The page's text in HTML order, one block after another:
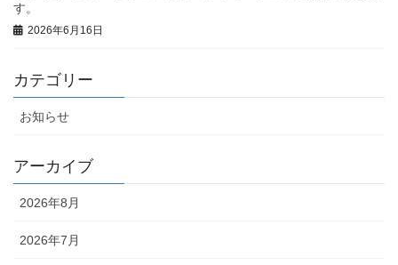
す。
2026年6月16日
カテゴリー
お知らせ
アーカイブ
2026年8月
2026年7月